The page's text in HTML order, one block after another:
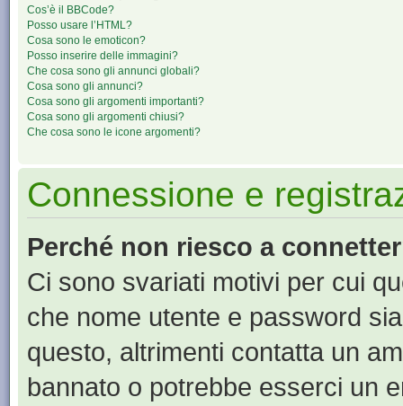
Cos’è il BBCode?
Posso usare l’HTML?
Cosa sono le emoticon?
Posso inserire delle immagini?
Che cosa sono gli annunci globali?
Cosa sono gli annunci?
Cosa sono gli argomenti importanti?
Cosa sono gli argomenti chiusi?
Che cosa sono le icone argomenti?
Connessione e
Perché non riesco a
Ci sono svariati motivi per cui
che nome utente e password
questo, altrimenti contatta un
bannato o potrebbe esserci un